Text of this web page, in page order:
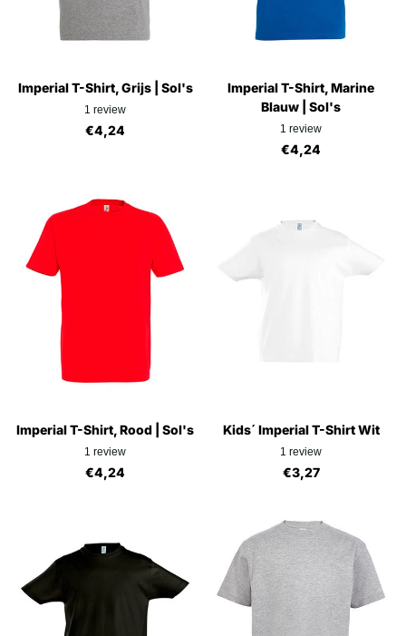
Imperial T-Shirt, Grijs | Sol's
1 review
€4,24
Imperial T-Shirt, Marine
Blauw | Sol's
1 review
€4,24
Imperial T-Shirt, Rood | Sol's
1 review
€4,24
Kids´ Imperial T-Shirt Wit
1 review
€3,27